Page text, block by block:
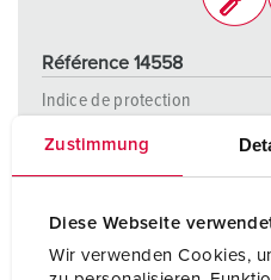
Zustimmung
Diese Webseite
Wir verwenden Cookies,
Référence 14558
Indice de protection
Ampère